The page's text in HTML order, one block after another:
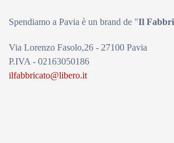
Spendiamo a Pavia è un brand de "Il
Via Lorenzo Fasolo,26 - 27100 Pavia
P.IVA - 02163050186
ilfabbricato@libero.it